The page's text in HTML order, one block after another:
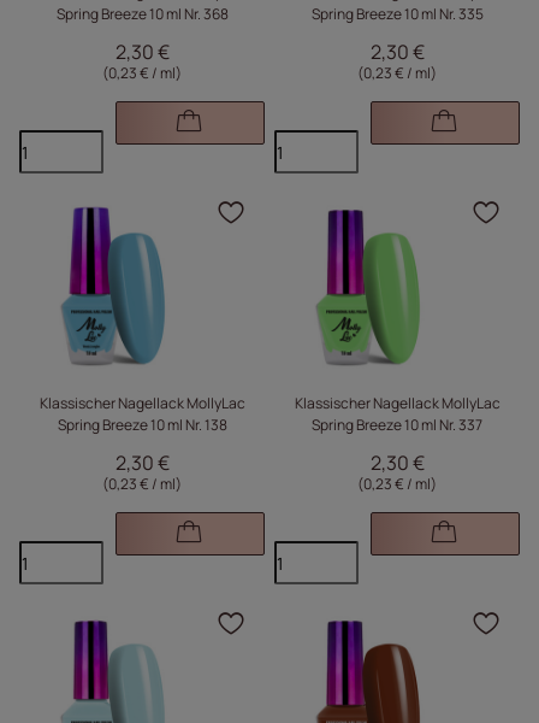
Spring Breeze 10 ml Nr. 368
2,30 €
(0,23 € / ml)
Spring Breeze 10 ml Nr. 335
2,30 €
(0,23 € / ml)
Klassischer Nagellack MollyLac
Spring Breeze 10 ml Nr. 138
2,30 €
(0,23 € / ml)
Klicken Sie, um das
Klassischer Nagellack MollyLac
Spring Breeze 10 ml Nr. 337
2,30 €
(0,23 € / ml)
Klicken Sie, um das